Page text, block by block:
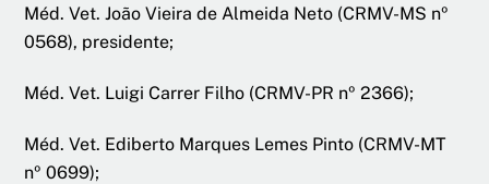
Méd. Vet. João Vieira de Almeida Neto (CRMV-MS nº
0568), presidente;
Méd. Vet. Luigi Carrer Filho (CRMV-PR nº 2366);
Méd. Vet. Ediberto Marques Lemes Pinto (CRMV-MT
nº 0699);